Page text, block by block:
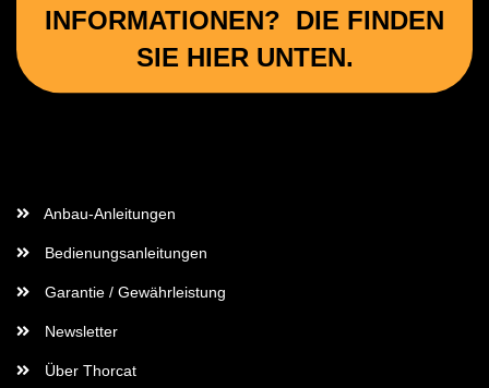
INFORMATIONEN? DIE FINDEN
SIE HIER UNTEN.
Anbau-Anleitungen
Bedienungsanleitungen
Garantie / Gewährleistung
Newsletter
Über Thorcat